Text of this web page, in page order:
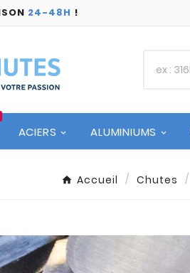
24-48H !
ACIERS ALUMINIUMS
Accueil Chutes